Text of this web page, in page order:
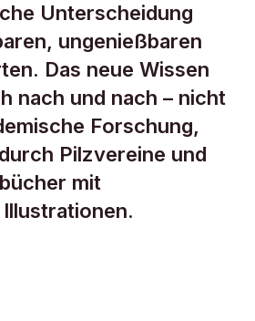
Unterscheidung
ungenießbaren
Das neue Wissen
nach und nach – nicht
Forschung,
Pilzvereine und
mit